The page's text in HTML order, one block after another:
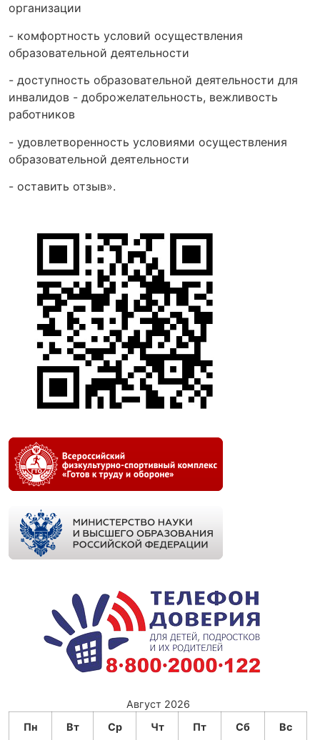
организации
- комфортность условий осуществления
образовательной деятельности
- доступность образовательной деятельности для
инвалидов - доброжелательность, вежливость
работников
- удовлетворенность условиями осуществления
образовательной деятельности
- оставить отзыв».
Август 2026
Пн
Вт Ср Чт Пт Сб Вс